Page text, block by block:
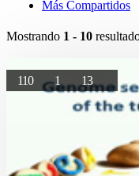
Más Compartidos
Mostrando 1 - 10
110 1 13